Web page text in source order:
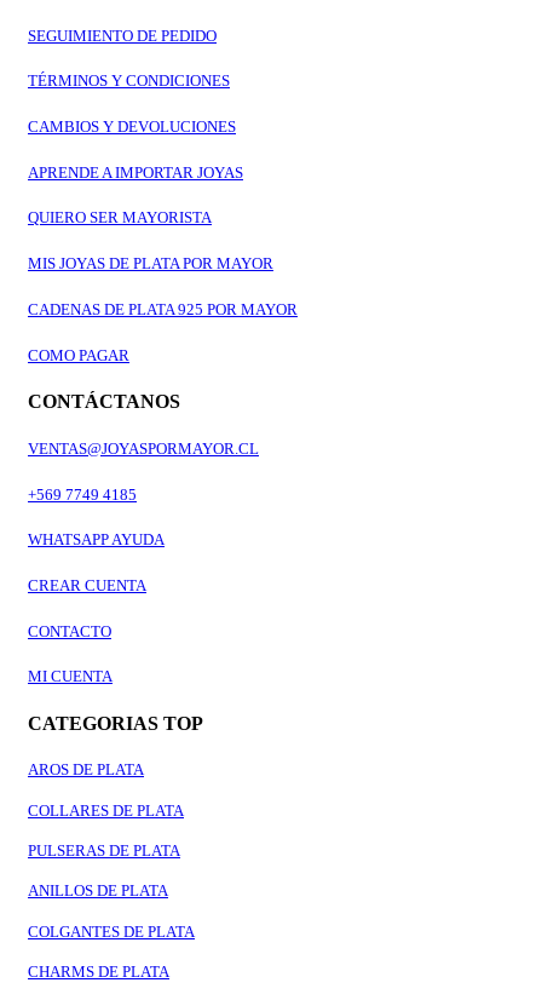
SEGUIMIENTO DE PEDIDO
TÉRMINOS Y CONDICIONES
CAMBIOS Y DEVOLUCIONES
APRENDE A IMPORTAR JOYAS
QUIERO SER MAYORISTA
MIS JOYAS DE PLATA POR MAYOR
CADENAS DE PLATA 925 POR MAYOR
COMO PAGAR
CONTÁCTANOS
VENTAS@JOYASPORMAYOR.CL
+569 7749 4185
WHATSAPP AYUDA
CREAR CUENTA
CONTACTO
MI CUENTA
CATEGORIAS TOP
AROS DE PLATA
COLLARES DE PLATA
PULSERAS DE PLATA
ANILLOS DE PLATA
COLGANTES DE PLATA
CHARMS DE PLATA